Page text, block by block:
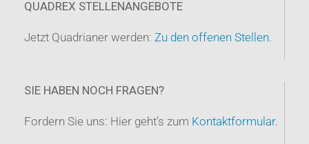
QUADREX STELLENANGEBOTE
Jetzt Quadrianer werden: Zu den offenen Stellen.
SIE HABEN NOCH FRAGEN?
Fordern Sie uns: Hier geht’s zum Kontaktformular.